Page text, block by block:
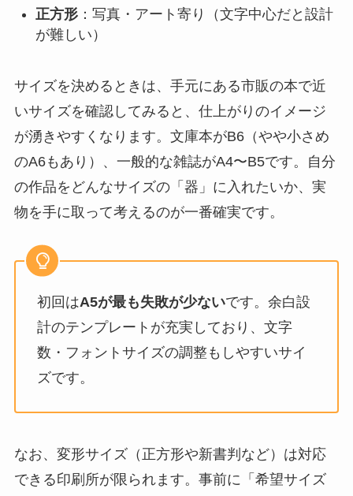
正方形：写真・アート寄り（文字中心だと設計
が難しい）
サイズを決めるときは、手元にある市販の本で近
いサイズを確認してみると、仕上がりのイメージ
が湧きやすくなります。文庫本がB6（やや小さめ
のA6もあり）、一般的な雑誌がA4〜B5です。自分
の作品をどんなサイズの「器」に入れたいか、実
物を手に取って考えるのが一番確実です。
初回はA5が最も失敗が少ないです。余白設
計のテンプレートが充実しており、文字
数・フォントサイズの調整もしやすいサイ
ズです。
なお、変形サイズ（正方形や新書判など）は対応
できる印刷所が限られます。事前に「希望サイズ